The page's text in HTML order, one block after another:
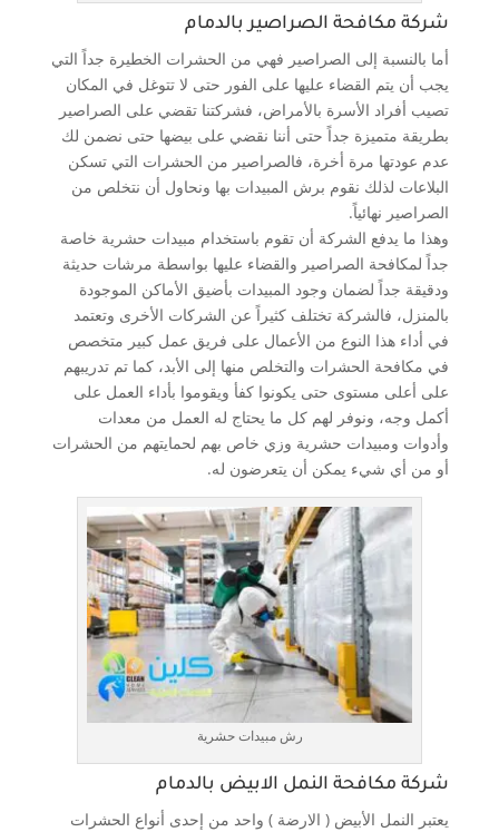
شركة مكافحة الصراصير بالدمام
أما بالنسبة إلى الصراصير فهي من الحشرات الخطيرة جداً التي
يجب أن يتم القضاء عليها على الفور حتى لا تتوغل في المكان
تصيب أفراد الأسرة بالأمراض، فشركتنا تقضي على الصراصير
بطريقة متميزة جداً حتى أننا نقضي على بيضها حتى نضمن لك
عدم عودتها مرة أخرة، فالصراصير من الحشرات التي تسكن
البلاعات لذلك نقوم برش المبيدات بها ونحاول أن نتخلص من
الصراصير نهائياً.
وهذا ما يدفع الشركة أن تقوم باستخدام مبيدات حشرية خاصة
جداً لمكافحة الصراصير والقضاء عليها بواسطة مرشات حديثة
ودقيقة جداً لضمان وجود المبيدات بأضيق الأماكن الموجودة
بالمنزل، فالشركة تختلف كثيراً عن الشركات الأخرى وتعتمد
في أداء هذا النوع من الأعمال على فريق عمل كبير متخصص
في مكافحة الحشرات والتخلص منها إلى الأبد، كما تم تدريبهم
على أعلى مستوى حتى يكونوا كفأ ويقوموا بأداء العمل على
أكمل وجه، ونوفر لهم كل ما يحتاج له العمل من معدات
وأدوات ومبيدات حشرية وزي خاص بهم لحمايتهم من الحشرات
أو من أي شيء يمكن أن يتعرضون له.
رش مبيدات حشرية
شركة مكافحة النمل الابيض بالدمام
يعتبر النمل الأبيض ( الارضة ) واحد من إحدى أنواع الحشرات